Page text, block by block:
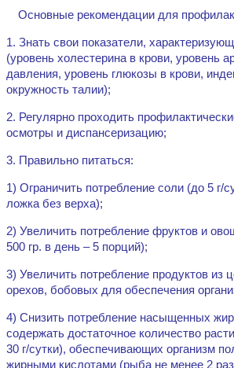
Основные рекомендации для
1. Знать свои показатели,
(уровень холестерина в крови, уровень
давления, уровень глюкозы в крови,
окружность талии);
2. Регулярно проходить
осмотры и диспансеризацию;
3. Правильно питаться:
1) Ограничить потребление соли (до 5 г/
ложка без верха);
2) Увеличить потребление фруктов и
500 гр. в день – 5 порций);
3) Увеличить потребление продуктов из
орехов, бобовых для обеспечения
4) Снизить потребление насыщенных
содержать достаточное количество
30 г/сутки), обеспечивающих организм
жирными кислотами (рыба не менее 2